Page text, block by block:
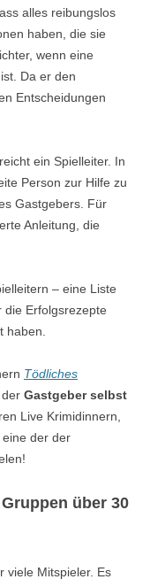
alles reibungslos
haben, die sie
wenn eine
Da er den
Entscheidungen
ein Spielleiter. In
Person zur Hilfe zu
Gastgebers. Für
Anleitung, die
– eine Liste
die Erfolgsrezepte
haben.
Tödliches
Gastgeber selbst
Live Krimidinnern,
der der
über 30
viele Mitspieler. Es